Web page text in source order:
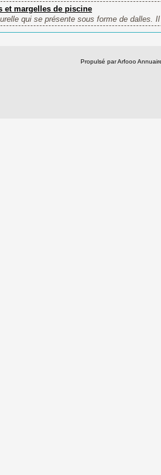
et margelles de piscine
qui se présente sous forme de dalles.
Propulsé par Arfooo